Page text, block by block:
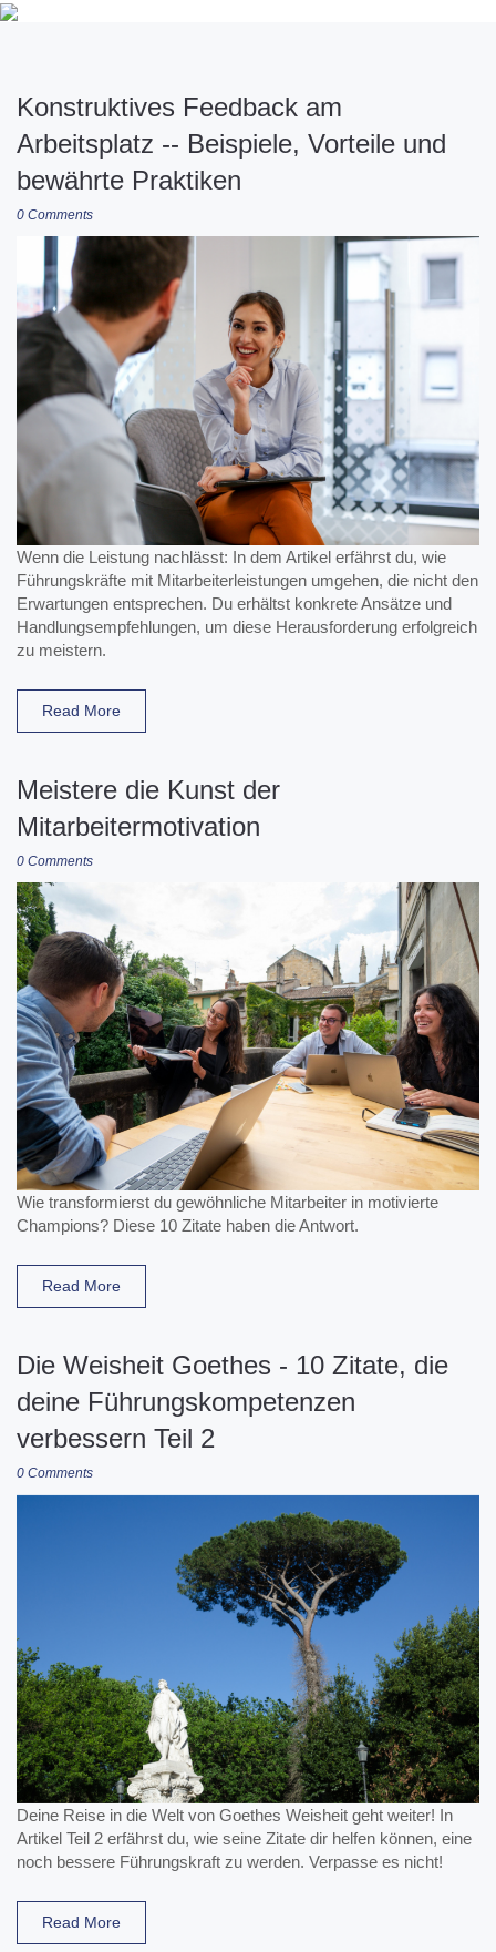
Konstruktives Feedback am
Arbeitsplatz -- Beispiele, Vorteile und
bewährte Praktiken
0 Comments
Wenn die Leistung nachlässt: In dem Artikel erfährst du, wie
Führungskräfte mit Mitarbeiterleistungen umgehen, die nicht den
Erwartungen entsprechen. Du erhältst konkrete Ansätze und
Handlungsempfehlungen, um diese Herausforderung erfolgreich
zu meistern.
Read More
Meistere die Kunst der
Mitarbeitermotivation
0 Comments
Wie transformierst du gewöhnliche Mitarbeiter in motivierte
Champions? Diese 10 Zitate haben die Antwort.
Read More
Die Weisheit Goethes - 10 Zitate, die
deine Führungskompetenzen
verbessern Teil 2
0 Comments
Deine Reise in die Welt von Goethes Weisheit geht weiter! In
Artikel Teil 2 erfährst du, wie seine Zitate dir helfen können, eine
noch bessere Führungskraft zu werden. Verpasse es nicht!
Read More